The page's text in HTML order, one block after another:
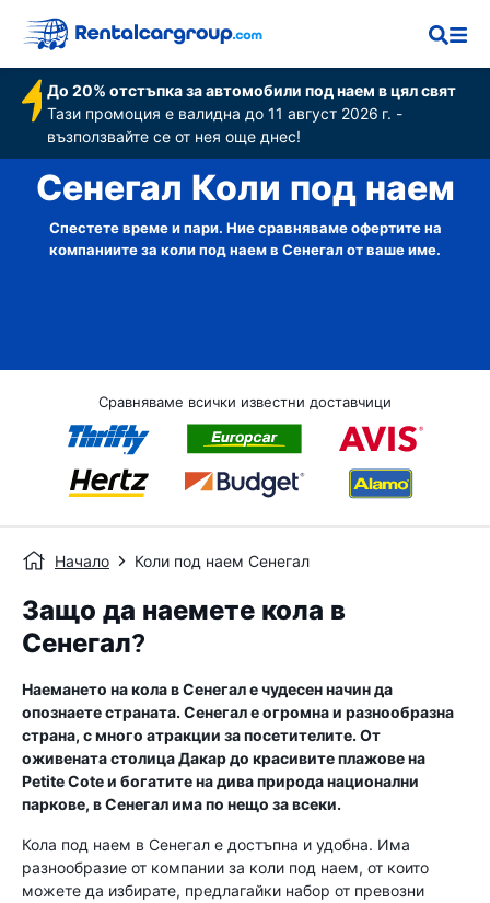
До 20% отстъпка за автомобили под наем в цял свят
Тази промоция е валидна до 11 август 2026 г. -
възползвайте се от нея още днес!
Сенегал Коли под наем
Спестете време и пари. Ние сравняваме офертите на
компаниите за коли под наем в Сенегал от ваше име.
Сравняваме всички известни доставчици
Начало Коли под наем Сенегал
Защо да наемете кола в
Сенегал?
Наемането на кола в Сенегал е чудесен начин да
опознаете страната. Сенегал е огромна и разнообразна
страна, с много атракции за посетителите. От
оживената столица Дакар до красивите плажове на
Petite Cote и богатите на дива природа национални
паркове, в Сенегал има по нещо за всеки.
Кола под наем в Сенегал е достъпна и удобна. Има
разнообразие от компании за коли под наем, от които
можете да избирате, предлагайки набор от превозни